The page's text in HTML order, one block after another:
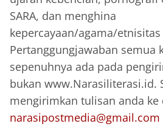
SARA, dan menghina
kepercayaan/agama/
Pertanggungjawaban semua
sepenuhnya ada pada
bukan www.Narasiliterasi.id.
mengirimkan tulisan anda ke
narasipostmedia@gmail.com